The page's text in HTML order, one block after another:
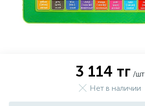
3 114 тг /шт
Нет в наличии